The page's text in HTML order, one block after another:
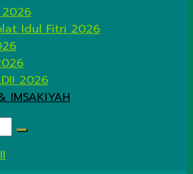
2026
Idul Fitri 2026
2026
IMSAKIYAH